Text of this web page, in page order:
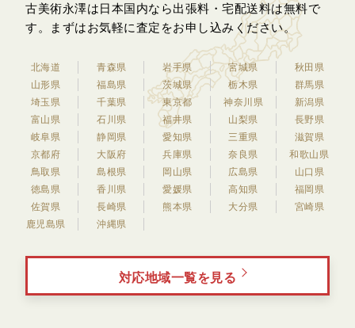
古美術永澤は日本国内なら出張料・宅配送料は無料で
す。
まずはお気軽に査定をお申し込みください。
北海道 青森県 岩手県 宮城県
秋田県
山形県
福島県 茨城県 栃木県
群馬県
埼玉県
千葉県 東京都 神奈川県
新潟県
富山県
石川県 福井県 山梨県
長野県
岐阜県
静岡県 愛知県 三重県
滋賀県
京都府
大阪府 兵庫県 奈良県
和歌山県
鳥取県
島根県 岡山県 広島県
山口県
徳島県
香川県 愛媛県 高知県
福岡県
佐賀県
長崎県 熊本県 大分県
宮崎県
鹿児島県
沖縄県
対応地域一覧を見る